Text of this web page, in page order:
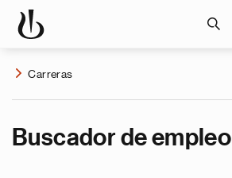
Carreras
Buscador de empleo